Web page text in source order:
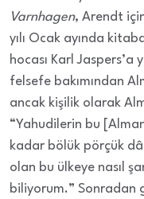
Varnhagen, Arendt
yılı Ocak ayında
hocası Karl
felsefe bakımından
ancak kişilik olarak
“Yahudilerin bu
kadar bölük pörçük
olan bu ülkeye nasıl
biliyorum.” Sonradan